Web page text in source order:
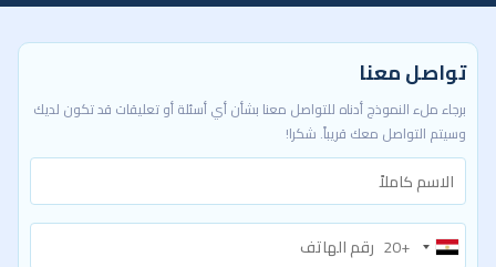
تواصل معنا
برجاء ملء النموذج أدناه للتواصل معنا بشأن أي أسئلة أو تعليقات قد تكون لديك
وسيتم التواصل معك قريباً. شكرا!
Egypt
+20